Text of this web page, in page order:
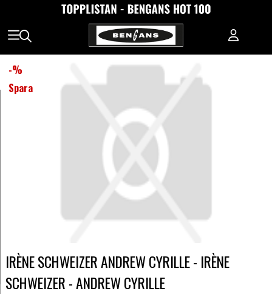
-%
Spara
IRÈNE SCHWEIZER ANDREW CYRILLE - IRÈNE
SCHWEIZER - ANDREW CYRILLE